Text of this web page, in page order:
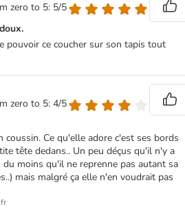
zero to 5: 5/5
pouvoir ce coucher sur son tapis tout
zero to 5: 4/5
coussin. Ce qu'elle adore c'est ses bords
tête dedans.. Un peu déçus qu'il n'y a
moins qu'il ne reprenne pas autant sa
mais malgré ça elle n'en voudrait pas